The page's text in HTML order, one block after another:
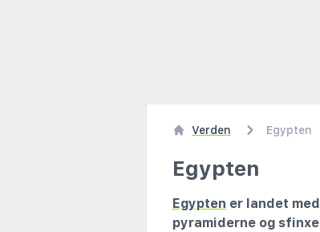
Verden Egypten
Egypten
Egypten er landet
pyramiderne og